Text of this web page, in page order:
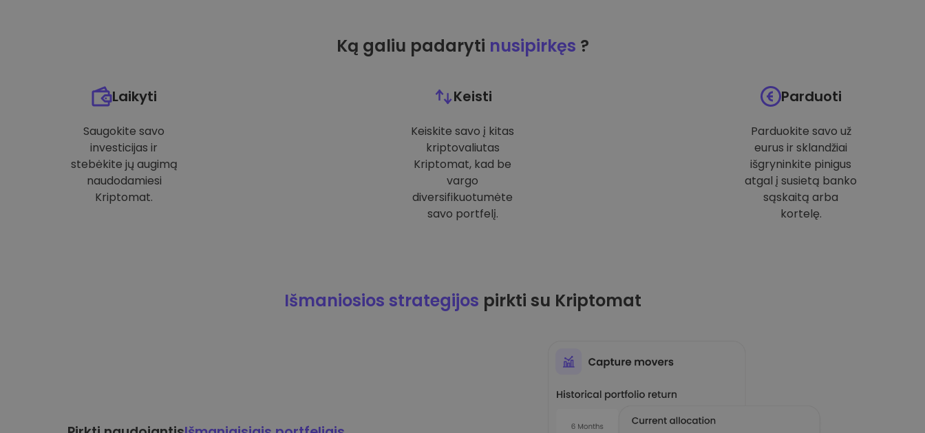
Ką galiu padaryti nusipirkęs ?
Laikyti
Saugokite savo
investicijas ir
stebėkite jų augimą
naudodamiesi
Kriptomat.
Keisti
Keiskite savo į kitas
kriptovaliutas
Kriptomat, kad be
vargo
diversifikuotumėte
savo portfelį.
Parduoti
Parduokite savo už
eurus ir sklandžiai
išgryninkite pinigus
atgal į susietą banko
sąskaitą arba
kortelę.
Išmaniosios strategijos pirkti su Kriptomat